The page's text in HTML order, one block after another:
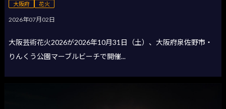
大阪府 花火
2026年07月02日
大阪芸術花火2026が2026年10月31日（土）、大阪府泉佐野市・
りんくう公園マーブルビーチで開催...